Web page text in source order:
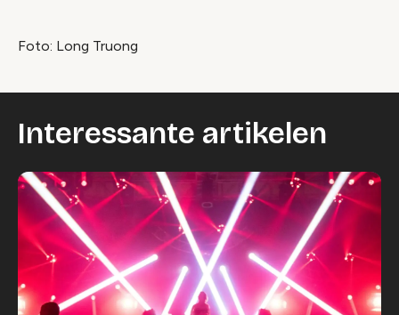
Foto: Long Truong
Interessante artikelen